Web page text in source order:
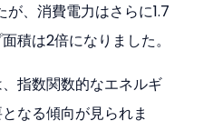
、消費電力はさらに1.7
積は2倍になりました。
指数関数的なエネルギ
なる傾向が見られま